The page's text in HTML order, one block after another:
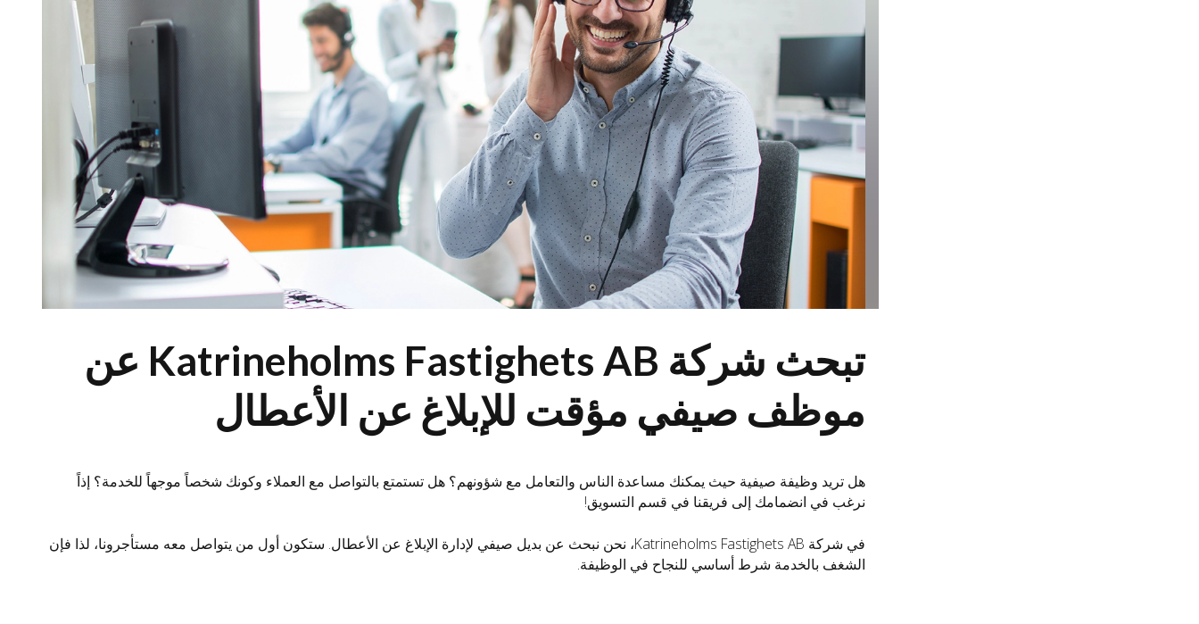
تبحث شركة Katrineholms Fastighets AB عن
موظف صيفي مؤقت للإبلاغ عن الأعطال
هل تريد وظيفة صيفية حيث يمكنك مساعدة الناس والتعامل مع شؤونهم؟ هل تستمتع بالتواصل مع العملاء وكونك شخصاً موجهاً للخدمة؟ إذاً
نرغب في انضمامك إلى فريقنا في قسم التسويق!
في شركة Katrineholms Fastighets AB، نحن نبحث عن بديل صيفي لإدارة الإبلاغ عن الأعطال. ستكون أول من يتواصل معه مستأجرونا، لذا فإن
الشغف بالخدمة شرط أساسي للنجاح في الوظيفة.